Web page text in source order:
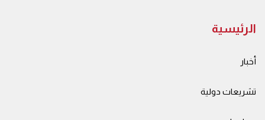
الرئيسية
أخبار
تشريعات دولية